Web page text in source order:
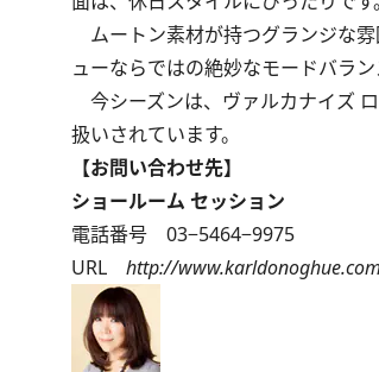
ムートン素材が持つグランジな
ューならではの絶妙なモードバラン
今シーズンは、ヴァルカナイズ
扱いされています。
【お問い合わせ先】
ショールーム セッション
電話番号 03−5464−9975
URL http://